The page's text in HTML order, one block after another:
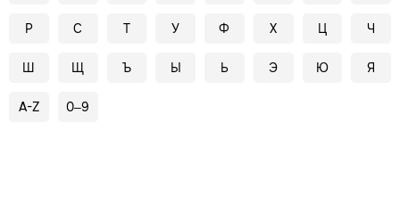
Р С Т У Ф Х Ц Ч
Ш Щ Ъ Ы Ь Э Ю Я
A-Z 0–9